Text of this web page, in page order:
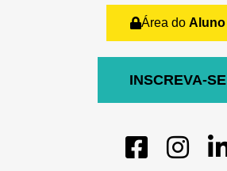
Área do Aluno
INSCREVA-SE